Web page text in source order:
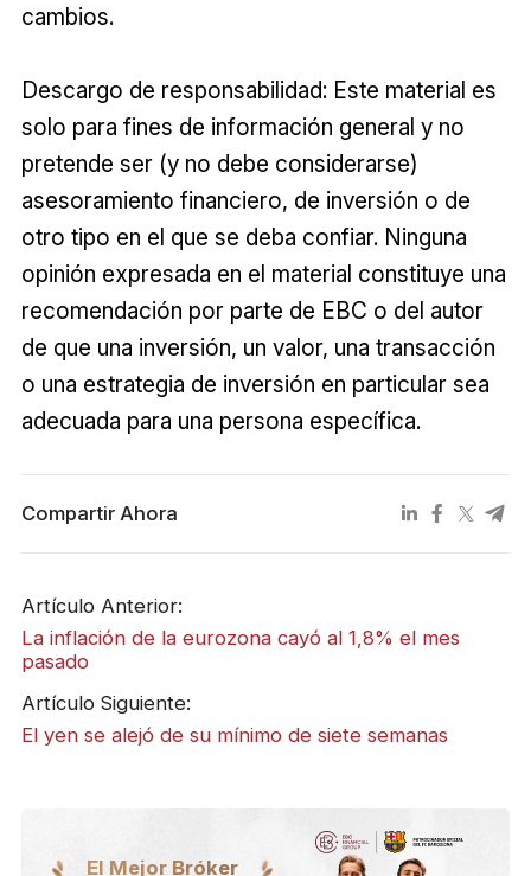
cambios.
Descargo de responsabilidad: Este material es
solo para fines de información general y no
pretende ser (y no debe considerarse)
asesoramiento financiero, de inversión o de
otro tipo en el que se deba confiar. Ninguna
opinión expresada en el material constituye una
recomendación por parte de EBC o del autor
de que una inversión, un valor, una transacción
o una estrategia de inversión en particular sea
adecuada para una persona específica.
Compartir Ahora
Artículo Anterior:
La inflación de la eurozona cayó al 1,8% el mes
pasado
Artículo Siguiente:
El yen se alejó de su mínimo de siete semanas
El Mejor Bróker